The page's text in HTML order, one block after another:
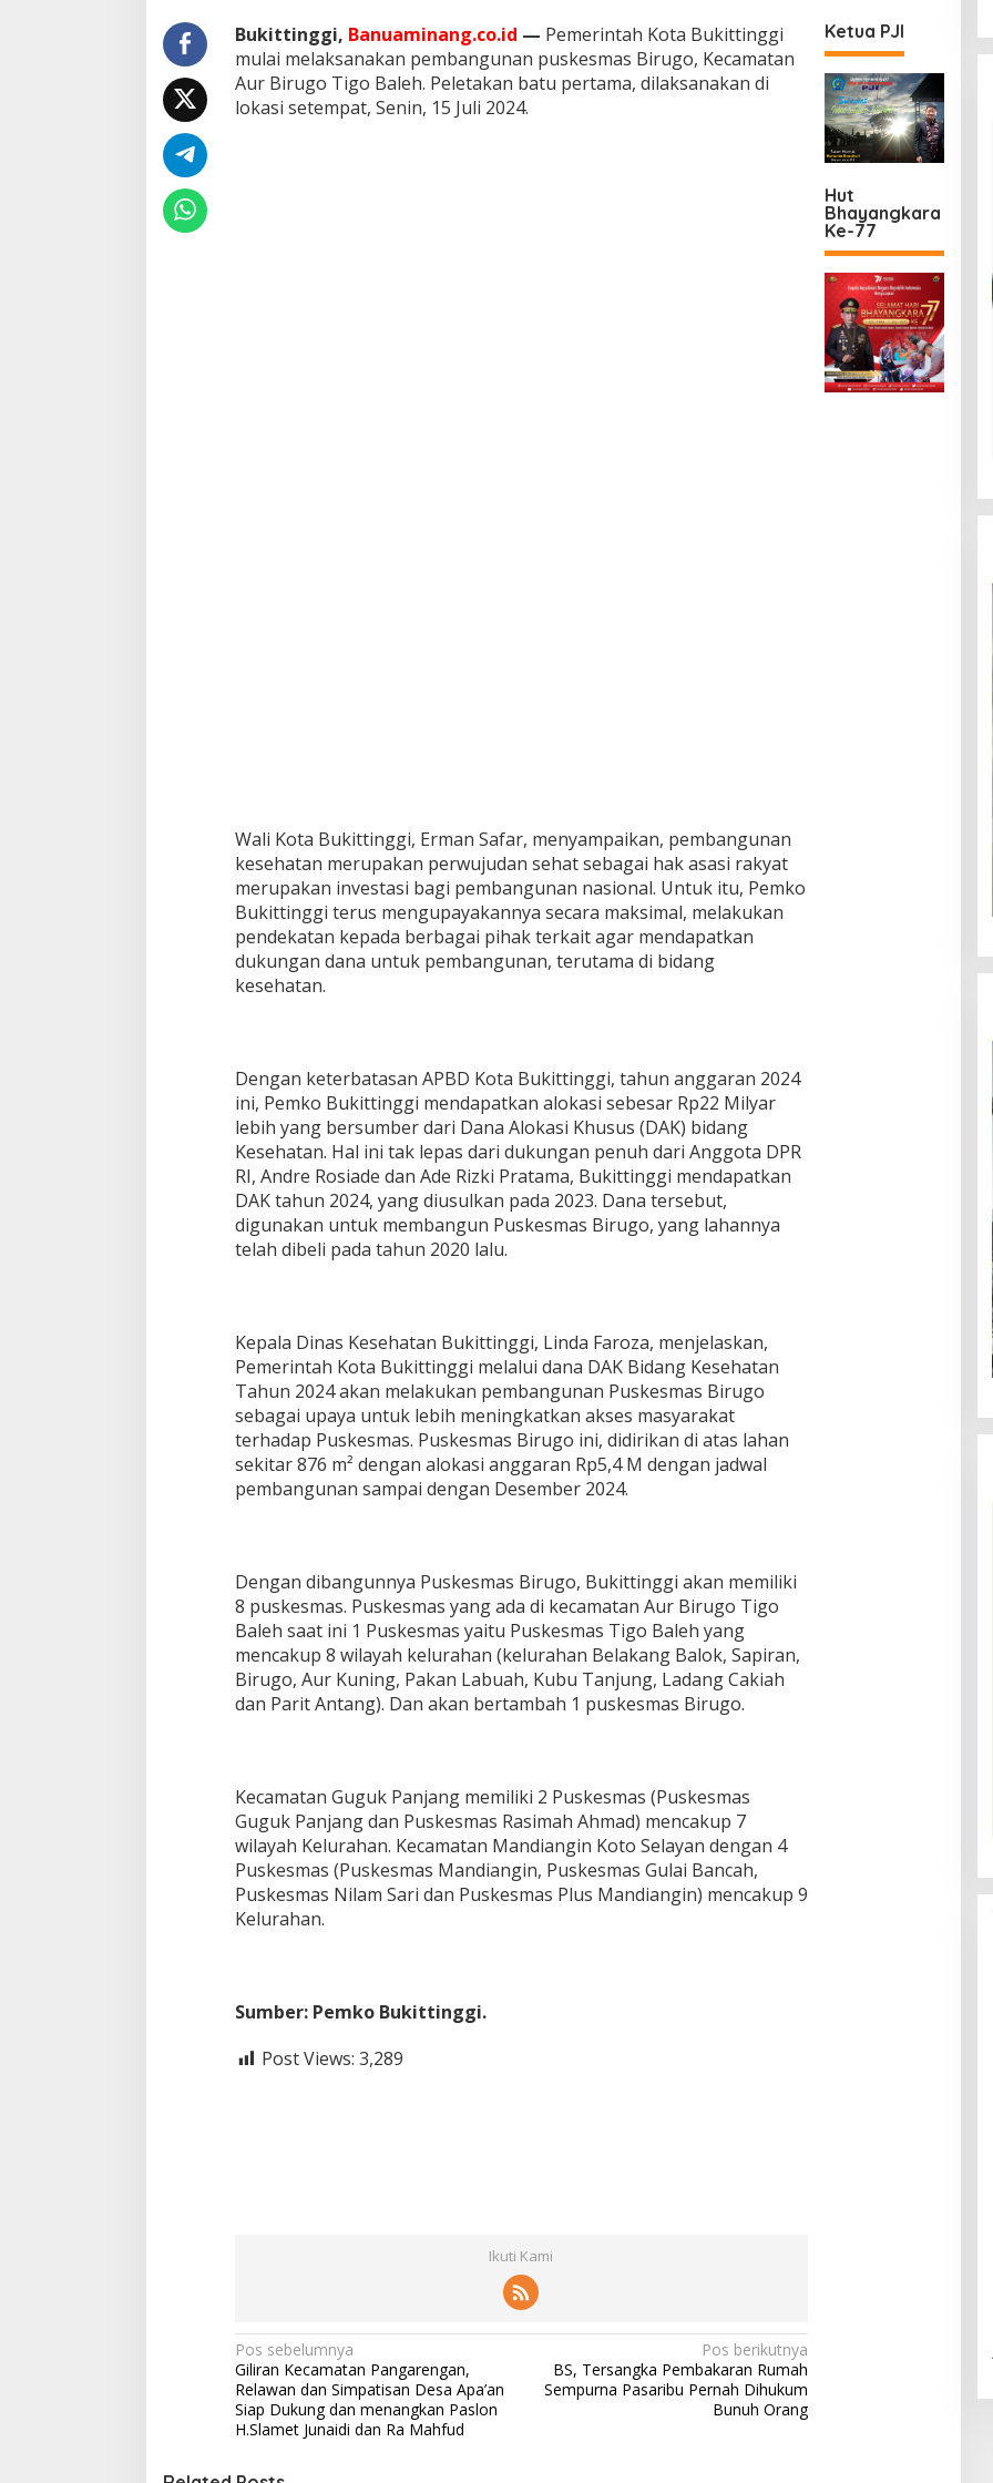
B
r
u
Bukittinggi, Banuaminang.co.id — Pemerintah Kota Bukittinggi
mulai melaksanakan pembangunan puskesmas Birugo, Kecamatan
Aur Birugo Tigo Baleh. Peletakan batu pertama, dilaksanakan di
lokasi setempat, Senin, 15 Juli 2024.
Wali Kota Bukittinggi, Erman Safar, menyampaikan, pembangunan
kesehatan merupakan perwujudan sehat sebagai hak asasi rakyat
merupakan investasi bagi pembangunan nasional. Untuk itu, Pemko
Bukittinggi terus mengupayakannya secara maksimal, melakukan
pendekatan kepada berbagai pihak terkait agar mendapatkan
dukungan dana untuk pembangunan, terutama di bidang
kesehatan.
Dengan keterbatasan APBD Kota Bukittinggi, tahun anggaran 2024
ini, Pemko Bukittinggi mendapatkan alokasi sebesar Rp22 Milyar
lebih yang bersumber dari Dana Alokasi Khusus (DAK) bidang
Kesehatan. Hal ini tak lepas dari dukungan penuh dari Anggota DPR
RI, Andre Rosiade dan Ade Rizki Pratama, Bukittinggi mendapatkan
DAK tahun 2024, yang diusulkan pada 2023. Dana tersebut,
digunakan untuk membangun Puskesmas Birugo, yang lahannya
telah dibeli pada tahun 2020 lalu.
Kepala Dinas Kesehatan Bukittinggi, Linda Faroza, menjelaskan,
Pemerintah Kota Bukittinggi melalui dana DAK Bidang Kesehatan
Tahun 2024 akan melakukan pembangunan Puskesmas Birugo
sebagai upaya untuk lebih meningkatkan akses masyarakat
terhadap Puskesmas. Puskesmas Birugo ini, didirikan di atas lahan
sekitar 876 m² dengan alokasi anggaran Rp5,4 M dengan jadwal
pembangunan sampai dengan Desember 2024.
Dengan dibangunnya Puskesmas Birugo, Bukittinggi akan memiliki
8 puskesmas. Puskesmas yang ada di kecamatan Aur Birugo Tigo
Baleh saat ini 1 Puskesmas yaitu Puskesmas Tigo Baleh yang
mencakup 8 wilayah kelurahan (kelurahan Belakang Balok, Sapiran,
Birugo, Aur Kuning, Pakan Labuah, Kubu Tanjung, Ladang Cakiah
dan Parit Antang). Dan akan bertambah 1 puskesmas Birugo.
Kecamatan Guguk Panjang memiliki 2 Puskesmas (Puskesmas
Guguk Panjang dan Puskesmas Rasimah Ahmad) mencakup 7
wilayah Kelurahan. Kecamatan Mandiangin Koto Selayan dengan 4
Puskesmas (Puskesmas Mandiangin, Puskesmas Gulai Bancah,
Puskesmas Nilam Sari dan Puskesmas Plus Mandiangin) mencakup 9
Kelurahan.
Sumber: Pemko Bukittinggi.
Post Views: 3,289
Ikuti Kami
N
a
v
i
Pos sebelumnya
Giliran Kecamatan Pangarengan,
Relawan dan Simpatisan Desa Apa’an
Siap Dukung dan menangkan Paslon
H.Slamet Junaidi dan Ra Mahfud
Pos berikutnya
BS, Tersangka Pembakaran Rumah
Sempurna Pasaribu Pernah Dihukum
Bunuh Orang
Ketua PJI
Hut
Bhayangkara
Ke-77